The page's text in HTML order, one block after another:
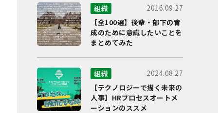
組織
2016.09.27
【全100選】後輩・部下の育
成のために意識したいことを
まとめてみた
組織
2024.08.27
【テクノロジーで描く未来の
人事】HRプロセスオートメ
ーションのススメ